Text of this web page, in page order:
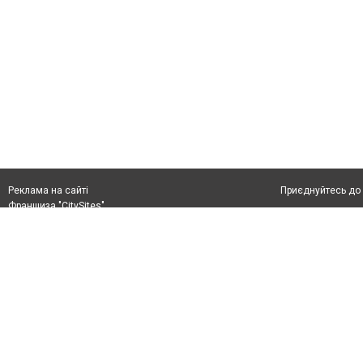
Реклама на сайті
Франшиза "CitySites"
Приєднуйтесь до